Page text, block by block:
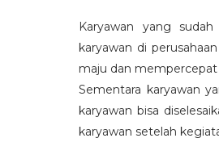
Karyawan yang
karyawan di
maju dan mempercepat
Sementara karyawan
karyawan bisa
karyawan setelah